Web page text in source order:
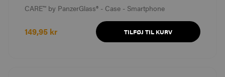
CARE™ by PanzerGlass® - Case - Smartphone
149,95 kr TILFØJ TIL KURV